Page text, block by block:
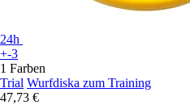
24h
+-3
1 Farben
Trial Wurfdiska zum Training
47,73 €